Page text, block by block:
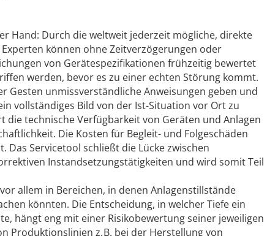
Hand: Durch die weltweit jederzeit mögliche, direkte
können ohne Zeitverzögerungen oder
von Gerätespezifikationen frühzeitig bewertet
werden, bevor es zu einer echten Störung kommt.
Gesten unmissverständliche Anweisungen geben und
vollständiges Bild von der Ist-Situation vor Ort zu
technische Verfügbarkeit von Geräten und Anlagen
Die Kosten für Begleit- und Folgeschäden
Servicetool schließt die Lücke zwischen
Instandsetzungstätigkeiten und wird somit Teil
allem in Bereichen, in denen Anlagenstillstände
könnten. Die Entscheidung, in welcher Tiefe ein
hängt eng mit einer Risikobewertung seiner jeweiligen
Produktionslinien z. B. bei der Herstellung von